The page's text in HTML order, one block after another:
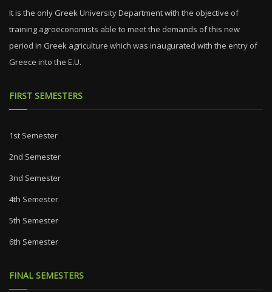
It is the only Greek University Department with the objective of
training agroeconomists able to meet the demands of this new
period in Greek agriculture which was inaugurated with the entry of
Greece into the E.U.
FIRST SEMESTERS
1st Semester
2nd Semester
3nd Semester
4th Semester
5th Semester
6th Semester
FINAL SEMESTERS